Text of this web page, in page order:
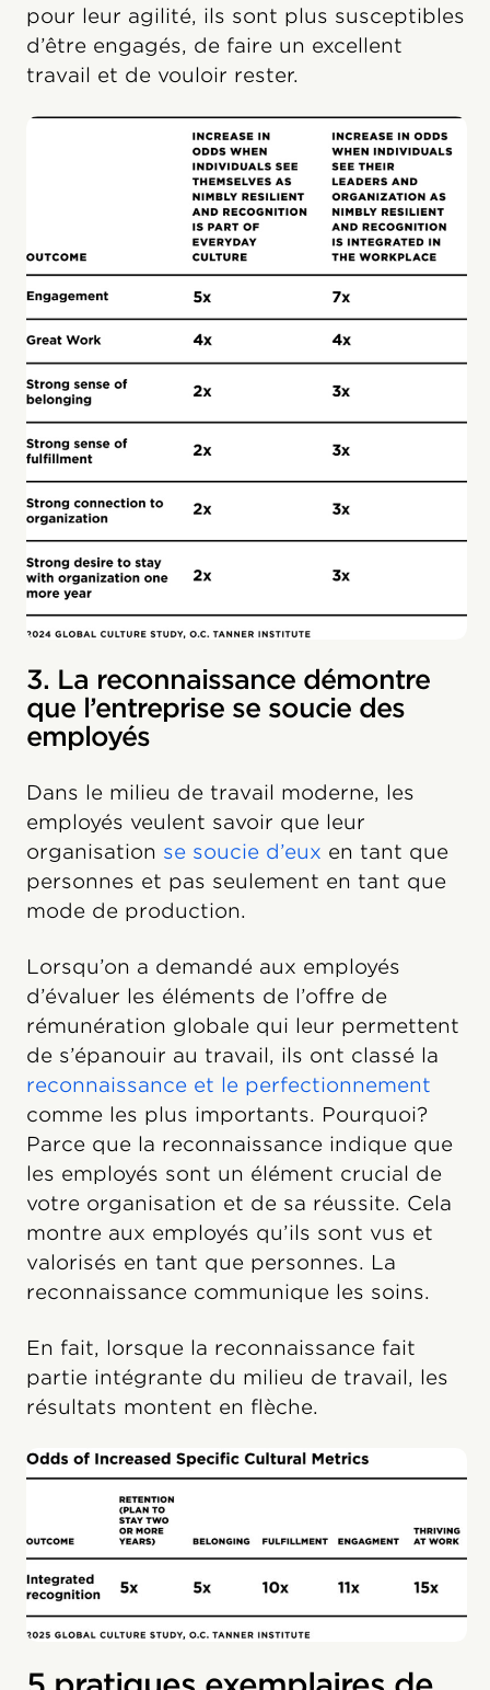
pour leur agilité, ils sont plus susceptibles
d’être engagés, de faire un excellent
travail et de vouloir rester.
3. La reconnaissance démontre
que l’entreprise se soucie des
employés
Dans le milieu de travail moderne, les
employés veulent savoir que leur
organisation se soucie d’eux en tant que
personnes et pas seulement en tant que
mode de production.
Lorsqu’on a demandé aux employés
d’évaluer les éléments de l’offre de
rémunération globale qui leur permettent
de s’épanouir au travail, ils ont classé la
reconnaissance et le perfectionnement
comme les plus importants. Pourquoi?
Parce que la reconnaissance indique que
les employés sont un élément crucial de
votre organisation et de sa réussite. Cela
montre aux employés qu’ils sont vus et
valorisés en tant que personnes. La
reconnaissance communique les soins.
En fait, lorsque la reconnaissance fait
partie intégrante du milieu de travail, les
résultats montent en flèche.